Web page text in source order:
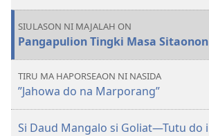
SIULASON NI MAJALAH ON
Pangapulion Tingki Masa Sitaonon
TIRU MA HAPORSEAON NI NASIDA
”Jahowa do na Marporang”
Si Daud Mangalo si Goliat​—Tutu do i